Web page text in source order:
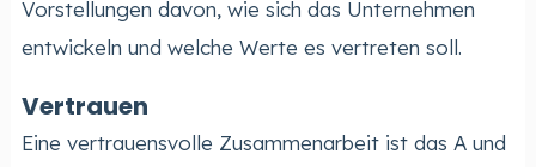
Vorstellungen davon, wie sich das Unternehmen
entwickeln und welche Werte es vertreten soll.
Vertrauen
Eine vertrauensvolle Zusammenarbeit ist das A und